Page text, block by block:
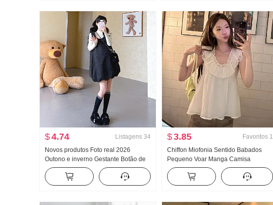
$4.74 Listagens 34
Novos produtos Foto real 2026
Outono e inverno Gestante Botão de
flores Floral Saia regata Solto Coberto
Carne Malha O fundo do poço
Conjunto de duas peças
$3.85 Favoritos 1
Chiffon Miofonia Sentido Babados
Pequeno Voar Manga Camisa
feminino Verão Luz Ao mesmo tempo
Fresco Camisa pequena Top